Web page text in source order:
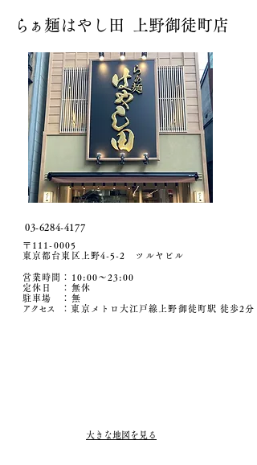
ら ぁ麺はやし田 上野御徒町店
03-6284-4177
〒111-0005
東京都台東区上野4-5-2 ツルヤビル
営業時間：10:00〜23:00
定休日 ：無休
駐車場
​ ：無
アクセ ス ：東京メトロ大江戸線上野御徒町駅 徒歩2分
大きな地図を見る